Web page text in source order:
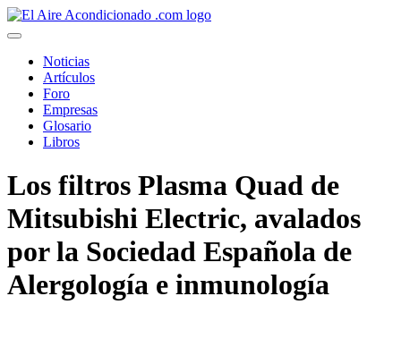
Pasar
al
principalNoticias
Artículos
Foro
Empresas
Glosario
Libros
Los filtros Plasma Quad de
Mitsubishi Electric, avalados
por la Sociedad Española de
Alergología e inmunología